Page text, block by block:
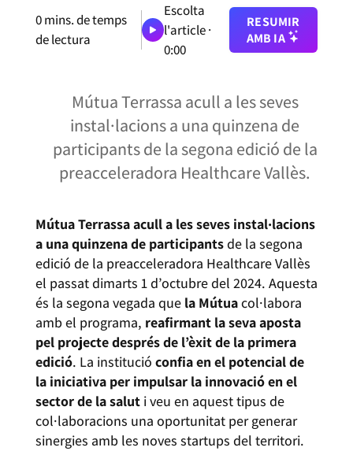
0mins. de temps
de lectura
Escolta
l'article ·
0:00
RESUMIR
AMB IA
Mútua Terrassa acull a les seves
instal·lacions a una quinzena de
participants de la segona edició de la
preacceleradora Healthcare Vallès.
Mútua Terrassa acull a les seves instal·lacions
a una quinzena de participantsde la segona
edició de la preacceleradora Healthcare Vallès
el passat dimarts 1 d’octubre del 2024. Aquesta
és la segona vegada que la Mútuacol·labora
amb el programa, reafirmant la seva aposta
pel projecte després de l’èxit de la primera
edició. La institució confia en el potencial de
la iniciativa per impulsar la innovació en el
sector de la saluti veu en aquest tipus de
col·laboracions una oportunitat per generar
sinergies amb les noves startups del territori.